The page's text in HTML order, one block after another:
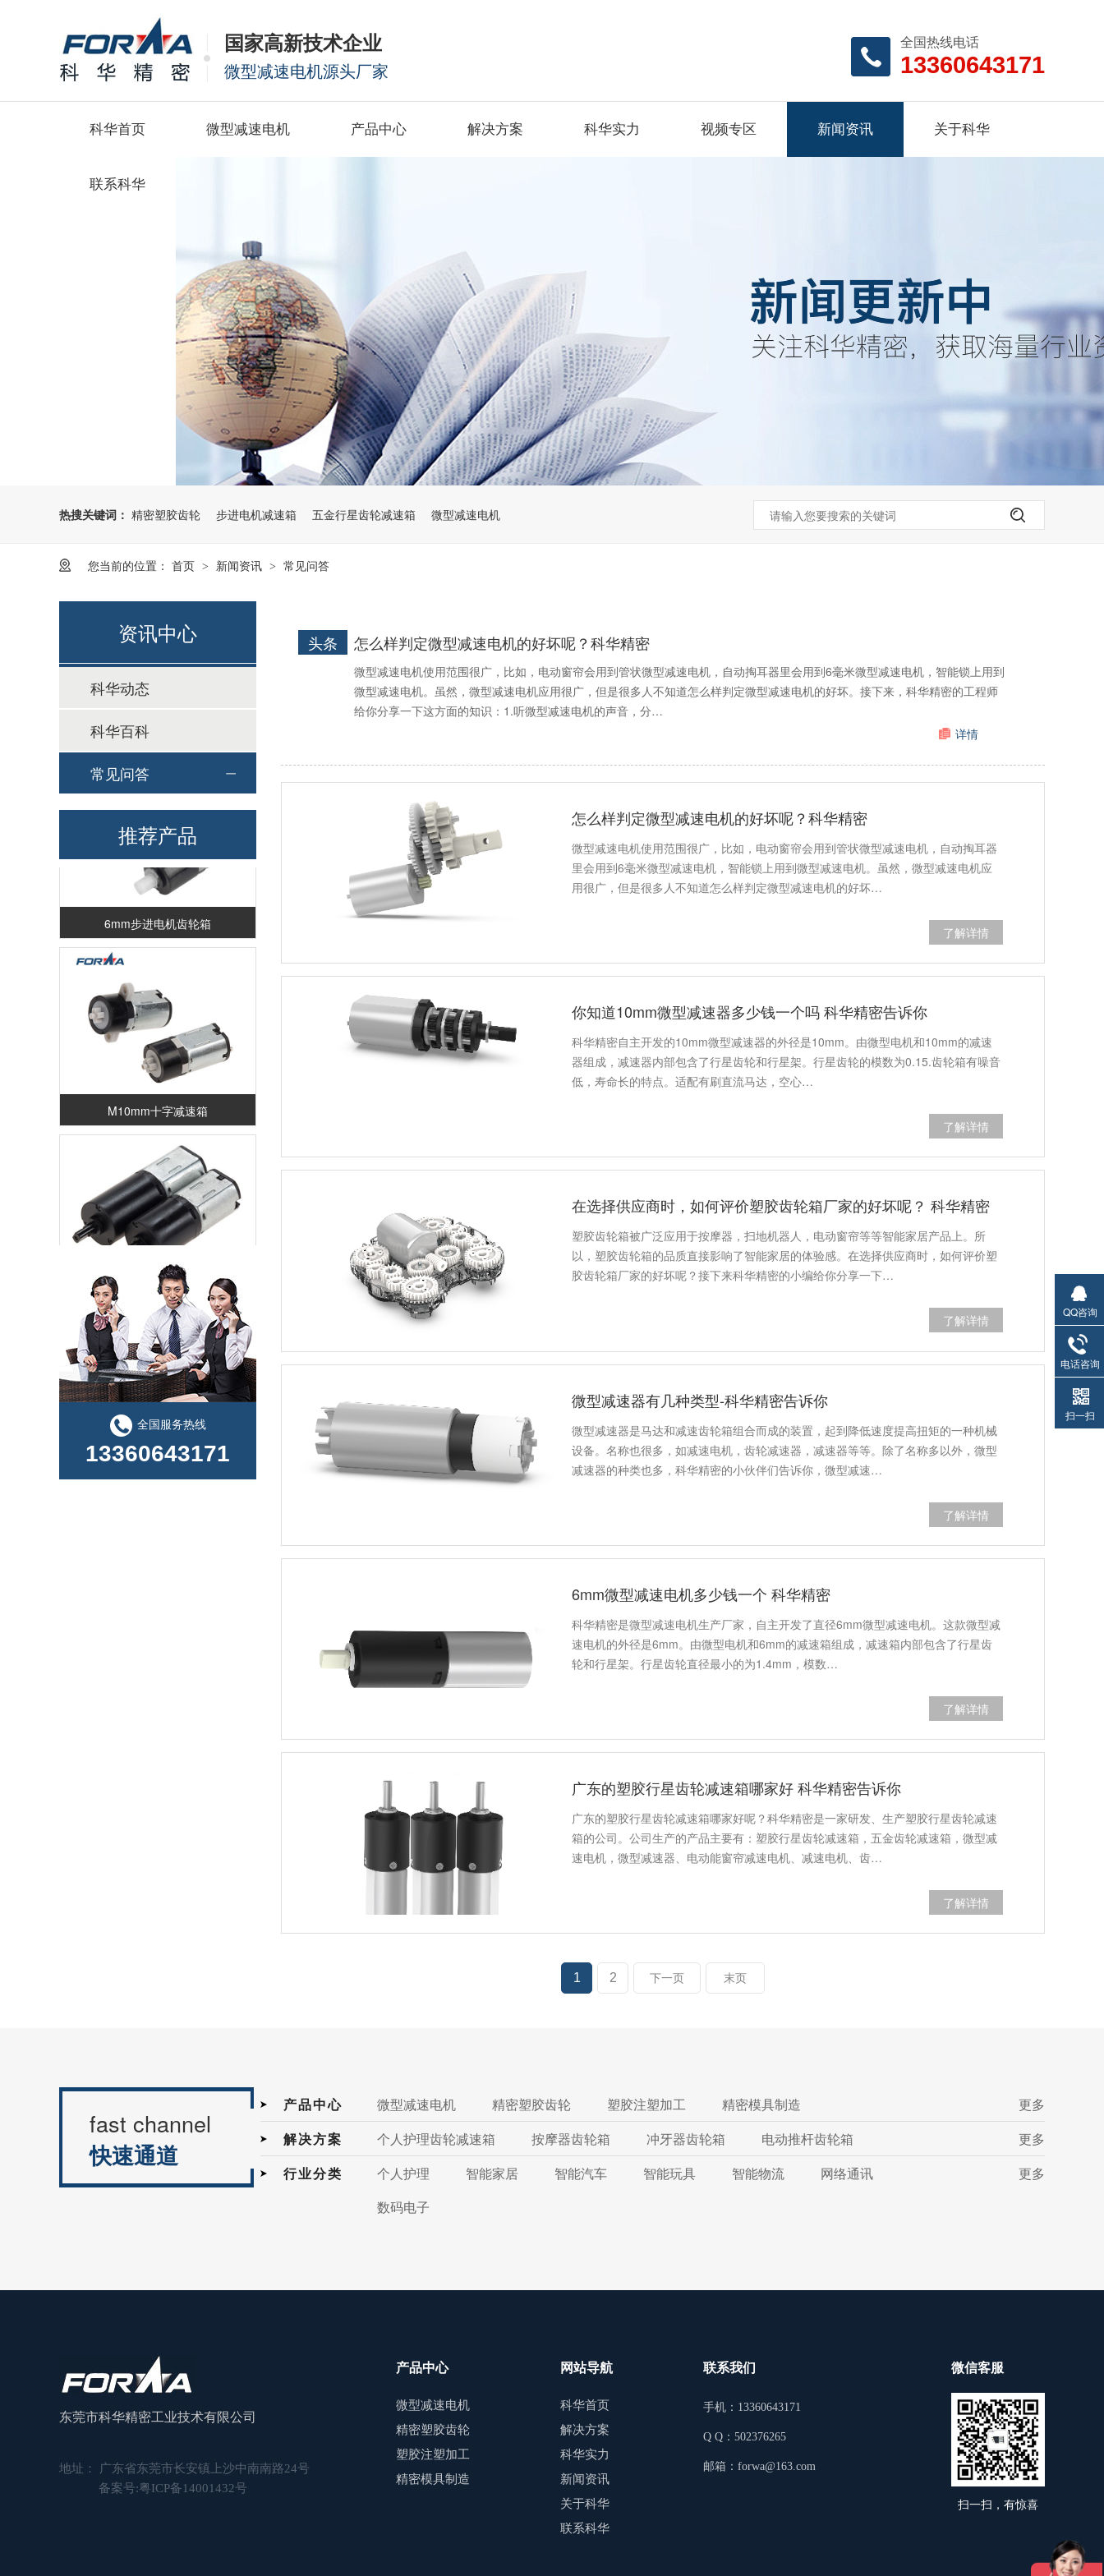
国家高新技术企业
微型减速电机源头厂家
全国热线电话
13360643171
科华首页 微型减速电机 产品中心 解决方案 科华实力 视频专区 新闻资讯 关于科华
联系科华
热搜关键词： 精密塑胶齿轮 步进电机减速箱 五金行星齿轮减速箱 微型减速电机
您当前的位置： 首页 > 新闻资讯 > 常见问答
怎么样判定微型减速电机的好坏呢？科华精密
头条
微型减速电机使用范围很广，比如，电动窗帘会用到管状微型减速电机，自动掏耳器里会用到6毫米微型减速电机，智能锁上用到
微型减速电机。虽然，微型减速电机应用很广，但是很多人不知道怎么样判定微型减速电机的好坏。接下来，科华精密的工程师
给你分享一下这方面的知识：1.听微型减速电机的声音，分…
详情
怎么样判定微型减速电机的好坏呢？科华精密
微型减速电机使用范围很广，比如，电动窗帘会用到管状微型减速电机，自动掏耳器
里会用到6毫米微型减速电机，智能锁上用到微型减速电机。虽然，微型减速电机应
用很广，但是很多人不知道怎么样判定微型减速电机的好坏…
了解详情
你知道10mm微型减速器多少钱一个吗 科华精密告诉你
科华精密自主开发的10mm微型减速器的外径是10mm。由微型电机和10mm的减速
器组成，减速器内部包含了行星齿轮和行星架。行星齿轮的模数为0.15.齿轮箱有噪音
低，寿命长的特点。适配有刷直流马达，空心…
了解详情
在选择供应商时，如何评价塑胶齿轮箱厂家的好坏呢？ 科华精密
塑胶齿轮箱被广泛应用于按摩器，扫地机器人，电动窗帘等等智能家居产品上。所
以，塑胶齿轮箱的品质直接影响了智能家居的体验感。在选择供应商时，如何评价塑
胶齿轮箱厂家的好坏呢？接下来科华精密的小编给你分享一下…
了解详情
微型减速器有几种类型-科华精密告诉你
微型减速器是马达和减速齿轮箱组合而成的装置，起到降低速度提高扭矩的一种机械
设备。名称也很多，如减速电机，齿轮减速器，减速器等等。除了名称多以外，微型
减速器的种类也多，科华精密的小伙伴们告诉你，微型减速…
了解详情
6mm微型减速电机多少钱一个 科华精密
科华精密是微型减速电机生产厂家，自主开发了直径6mm微型减速电机。这款微型减
速电机的外径是6mm。由微型电机和6mm的减速箱组成，减速箱内部包含了行星齿
轮和行星架。行星齿轮直径最小的为1.4mm，模数…
了解详情
广东的塑胶行星齿轮减速箱哪家好 科华精密告诉你
广东的塑胶行星齿轮减速箱哪家好呢？科华精密是一家研发、生产塑胶行星齿轮减速
箱的公司。公司生产的产品主要有：塑胶行星齿轮减速箱，五金齿轮减速箱，微型减
速电机，微型减速器、电动能窗帘减速电机、减速电机、齿…
了解详情
1 2 下一页 末页
资讯中心
科华动态
科华百科
常见问答
推荐产品
6mm空心杯电机减速箱
6mm步进电机齿轮箱
M10mm十字减速箱
12mm-N20电机减速箱
10mm金属齿轮箱
22mm微型减速电机
全国服务热线
13360643171
产品中心 微型减速电机 精密塑胶齿轮 塑胶注塑加工 精密模具制造
更多
解决方案
个人护理齿轮减速箱 按摩器齿轮箱 冲牙器齿轮箱 电动推杆齿轮箱
更多
行业分类
个人护理 智能家居 智能汽车 智能玩具 智能物流
网络通讯
数码电子
更多
fast channel
快速通道
东莞市科华精密工业技术有限公司
地址： 广东省东莞市长安镇上沙中南南路24号
备案号:粤ICP备14001432号
产品中心
微型减速电机
精密塑胶齿轮
塑胶注塑加工
精密模具制造
网站导航
科华首页
解决方案
科华实力
新闻资讯
关于科华
联系科华
联系我们
手机：13360643171
Q Q：502376265
邮箱：forwa@163.com
微信客服
扫一扫，有惊喜
QQ咨询
电话咨询
扫一扫